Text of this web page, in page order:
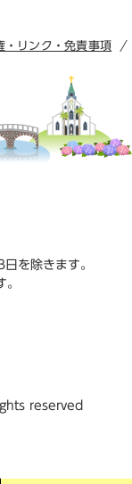
・リンク・免責事項
を除きます。
reserved